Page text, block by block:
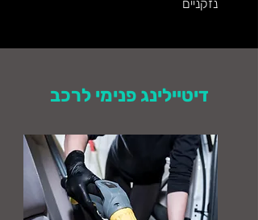
דיטיילינג פנימי לרכב
נזקניים